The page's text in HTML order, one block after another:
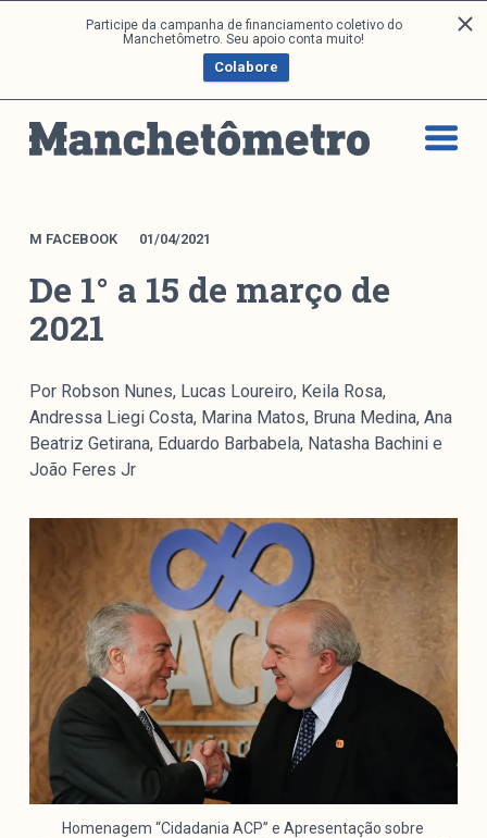
Participe da campanha de financiamento coletivo do
Manchetômetro. Seu apoio conta muito!
Colabore
a
p
c
e
d
o
Análises
DONI
Boletim M
M Facebook
M Instagram
Arquivos
Política Externa Brasileira
Boletim da Pluralidade M
Entrevistas M
Institucional
Nossa História
Missão
Metodologia
Equipe
M FACEBOOK 01/04/2021
De 1° a 15 de março de
2021
Por Robson Nunes, Lucas Loureiro, Keila Rosa,
Andressa Liegi Costa, Marina Matos, Bruna Medina, Ana
Beatriz Getirana, Eduardo Barbabela, Natasha Bachini e
João Feres Jr
Homenagem “Cidadania ACP” e Apresentação sobre